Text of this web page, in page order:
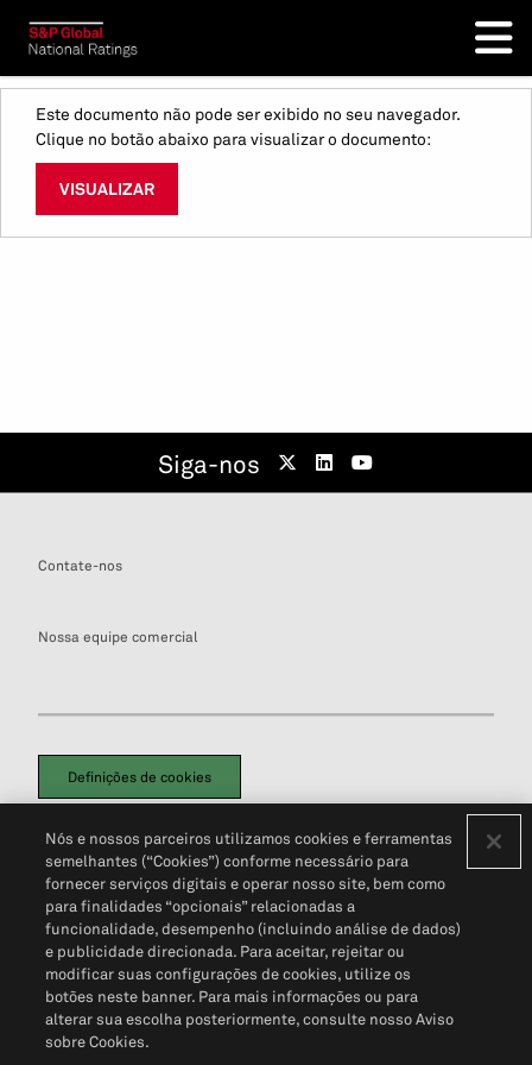
Este documento não pode ser exibido no seu navegador.
Clique no botão abaixo para visualizar o documento:
VISUALIZAR
Siga-nos
Contate-nos
Nossa equipe comercial
Definições de cookies
Política de PrivacidadePortal de privacidade do cliente (em inglês)
Não Venda Minhas Informações Pessoais© 2026 S&P Global
Nós e nossos parceiros utilizamos cookies e ferramentas
semelhantes (“Cookies”) conforme necessário para
fornecer serviços digitais e operar nosso site, bem como
para finalidades “opcionais” relacionadas a
funcionalidade, desempenho (incluindo análise de dados)
e publicidade direcionada. Para aceitar, rejeitar ou
modificar suas configurações de cookies, utilize os
botões neste banner. Para mais informações ou para
alterar sua escolha posteriormente, consulte nosso Aviso
sobre Cookies.